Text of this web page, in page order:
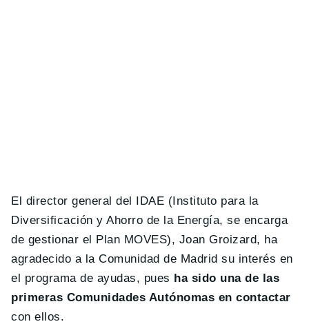
El director general del IDAE (Instituto para la
Diversificación y Ahorro de la Energía, se encarga
de gestionar el Plan MOVES), Joan Groizard, ha
agradecido a la Comunidad de Madrid su interés en
el programa de ayudas, pues ha sido una de las
primeras Comunidades Autónomas en contactar
con ellos.